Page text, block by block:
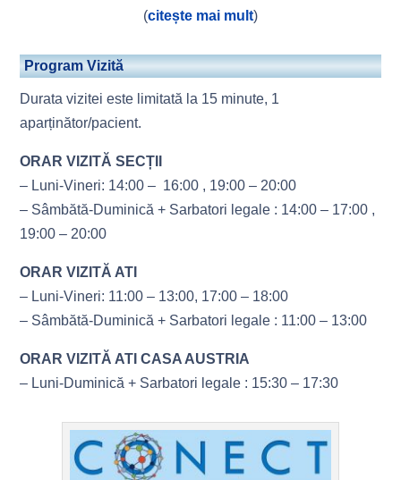
(citește mai mult)
Program Vizită
Durata vizitei este limitată la 15 minute, 1
aparținător/pacient.
ORAR VIZITĂ SECȚII
– Luni-Vineri: 14:00 – 16:00 , 19:00 – 20:00
– Sâmbătă-Duminică + Sarbatori legale : 14:00 – 17:00 ,
19:00 – 20:00
ORAR VIZITĂ ATI
– Luni-Vineri: 11:00 – 13:00, 17:00 – 18:00
– Sâmbătă-Duminică + Sarbatori legale : 11:00 – 13:00
ORAR VIZITĂ ATI CASA AUSTRIA
– Luni-Duminică + Sarbatori legale : 15:30 – 17:30